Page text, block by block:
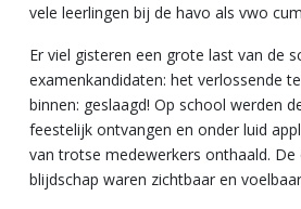
vele leerlingen bij de havo als vwo
Er viel gisteren een grote last van de
examenkandidaten: het verlossende
binnen: geslaagd! Op school werden
feestelijk ontvangen en onder luid
van trotse medewerkers onthaald. De
blijdschap waren zichtbaar en